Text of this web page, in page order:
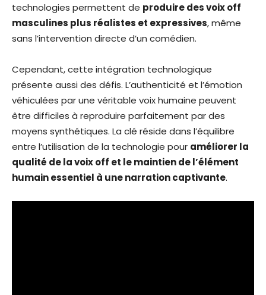
technologies permettent de produire des voix off
masculines plus réalistes et expressives, même
sans l’intervention directe d’un comédien.
Cependant, cette intégration technologique
présente aussi des défis. L’authenticité et l’émotion
véhiculées par une véritable voix humaine peuvent
être difficiles à reproduire parfaitement par des
moyens synthétiques. La clé réside dans l’équilibre
entre l’utilisation de la technologie pour améliorer la
qualité de la voix off et le maintien de l’élément
humain essentiel à une narration captivante.